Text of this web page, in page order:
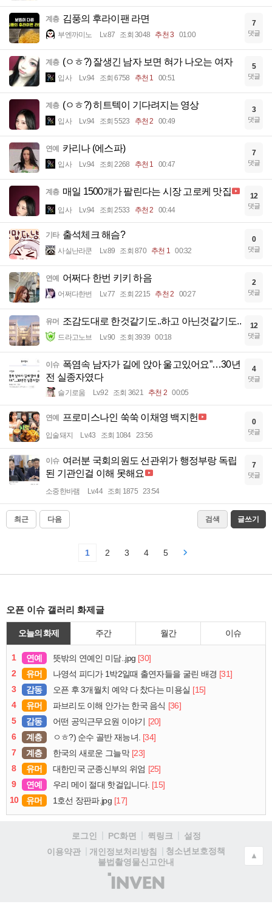
계층 김풍의 후라이팬 라면
부엔까미노 Lv.87 조회 3048 추천 3 01:00
7
댓글
계층 (ㅇㅎ?) 잘생긴 남자 보면 혀가 나오는 여자
입사 Lv.94 조회 6758 추천 1 00:51
5
댓글
계층 (ㅇㅎ?) 히트텍이 기다려지는 영상
입사 Lv.94 조회 5523 추천 2 00:49
3
댓글
연예 카리나 (에스파)
입사 Lv.94 조회 2268 추천 1 00:47
7
댓글
계층 매일 1500개가 팔린다는 시장 고로케 맛집
입사 Lv.94 조회 2533 추천 2 00:44
12
댓글
기타 출석체크 해슴?
사실난라쿤 Lv.89 조회 870 추천 1 00:32
0
댓글
연예 어쩌다 한번 키키 하음
어쩌다한번 Lv.77 조회 2215 추천 2 00:27
2
댓글
유머 조감도대로 한것같기도..하고 아닌것같기도..
드라고노브 Lv.90 조회 3939 00:18
12
댓글
이슈 폭염속 남자가 길에 앉아 울고있어요”…30년
전 실종자였다
슬기로움 Lv.92 조회 3621 추천 2 00:05
4
댓글
연예 프로미스나인 쑥쑥 이채영 백지헌
입술돼지 Lv.43 조회 1084 23:56
0
댓글
이슈 여러분 국회의원도 선관위가 행정부랑 독립
된 기관인걸 이해 못해요
소중한바램 Lv.44 조회 1875 23:54
7
댓글
최근 다음 검색 글쓰기
1 2 3 4 5
오픈 이슈 갤러리 화제글
오늘의 화제 주간 월간 이슈
1 연예 뜻밖의 연예인 미담..jpg [30]
2
유머 나영석 피디가 1박2일때 출연자들을 굴린 배경 [31]
3
감동 오픈 후 3개월치 예약 다 찼다는 미용실 [15]
4
유머 파브리도 이해 안가는 한국 음식 [36]
5
감동 어떤 공익근무요원 이야기 [20]
6
계층 ㅇㅎ?) 순수 골반 재능녀. [34]
7
계층 한국의 새로운 그늘막 [23]
8
유머 대한민국 군종신부의 위엄 [25]
9
연예 우리 메이 절대 핫걸입니다. [15]
10
유머 1호선 장판파.jpg [17]
로그인 PC화면 퀵링크
설정
이용약관
개인정보처리방침
청소년보호정책
불법촬영물신고안내
(주)
인
▲